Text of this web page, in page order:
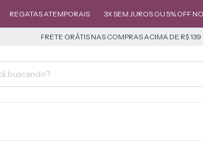
REGATAS ATEMPORAIS 3X SEM JUROS OU 5% OFF NO PIX
FRETE GRÁTIS NAS COMPRAS ACIMA DE R$ 139